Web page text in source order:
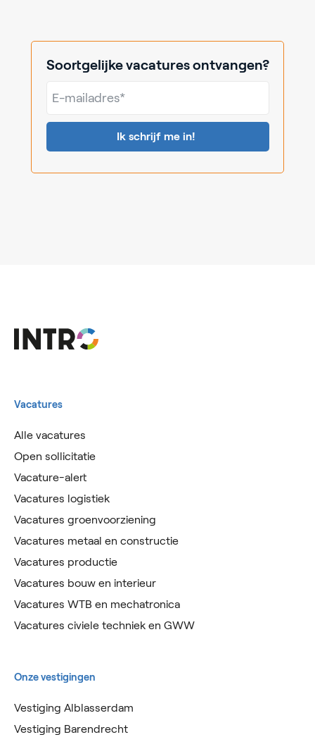
Soortgelijke vacatures ontvangen?
E-
mailadres*
Vacatures
Alle vacatures
Open sollicitatie
Vacature-alert
Vacatures logistiek
Vacatures groenvoorziening
Vacatures metaal en constructie
Vacatures productie
Vacatures bouw en interieur
Vacatures WTB en mechatronica
Vacatures civiele techniek en GWW
Onze vestigingen
Vestiging Alblasserdam
Vestiging Barendrecht